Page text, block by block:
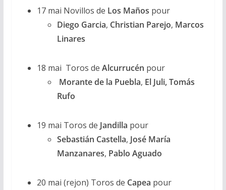
17 mai Novillos de Los Maños pour
Diego Garcia, Christian Parejo, Marcos
Linares
18 mai Toros de Alcurrucén pour
Morante de la Puebla, El Juli, Tomás
Rufo
19 mai Toros de Jandilla pour
Sebastián Castella, José María
Manzanares, Pablo Aguado
20 mai (rejon) Toros de Capea pour